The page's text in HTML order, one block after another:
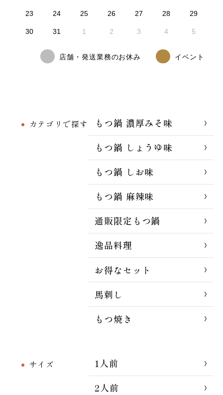
カテゴリで探す
もつ鍋 濃厚みそ味
もつ鍋 しょうゆ味
もつ鍋 しお味
もつ鍋 麻辣味
通販限定もつ鍋
逸品料理
お得なセット
馬刺し
もつ焼き
サイズ
1人前
2人前
23 24 25 26 27 28 29
30 31 1 2 3 4 5
店舗・発送業務のお休み イベント